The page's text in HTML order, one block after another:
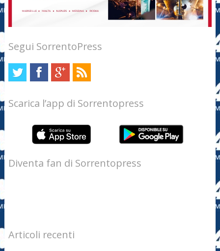
Segui SorrentoPress
Scarica l’app di Sorrentopress
Diventa fan di Sorrentopress
Articoli recenti